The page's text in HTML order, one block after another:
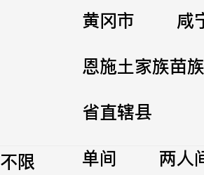
黄冈市
咸
恩施土家族苗
省直辖县
不限 单间
两人